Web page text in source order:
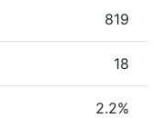
819
18
2.2%